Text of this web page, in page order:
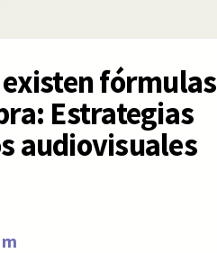
existen fórmulas
Estrategias
audiovisuales